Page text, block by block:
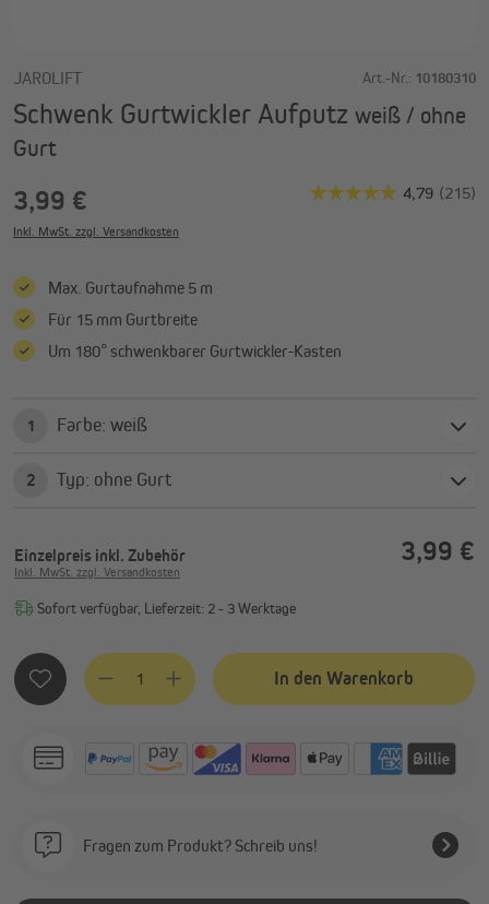
JAROLIFT Art.-Nr.: 10180310
Schwenk Gurtwickler Aufputz weiß / ohne
Gurt
3,99 €
Inkl. MwSt. zzgl. Versandkosten
Max. Gurtaufnahme 5 m
Für 15 mm Gurtbreite
Um 180° schwenkbarer Gurtwickler-Kasten
1 Farbe: weiß
2 Typ: ohne Gurt
Einzelpreis inkl. Zubehör 3,99 €
Inkl. MwSt. zzgl. Versandkosten
Sofort verfügbar, Lieferzeit: 2 - 3 Werktage
Produkt Anzahl: Gib den gewünschten Wert ein oder
In den Warenkorb
Fragen zum Produkt? Schreib uns!